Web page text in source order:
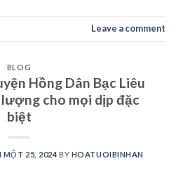
Leave a comment
BLOG
Hồng Dân Bạc Liêu
cho mọi dịp đặc
biệt
MỘT 25, 2024 BY HOATUOIBINHAN